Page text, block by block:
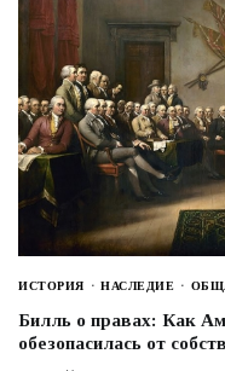
ИСТОРИЯ НАСЛЕДИЕ
Билль о правах: Как
обезопасилась от